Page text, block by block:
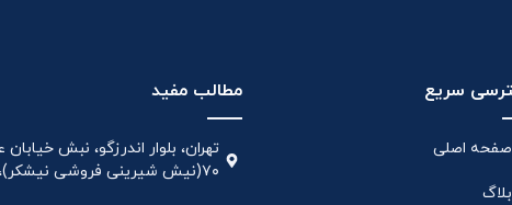
سریع
صفحه اصلی
بلاگ
مطالب مفید
تهران، بلوار اندرزگو، نبش
۷۰(نیش شیرینی فروشی نیشکر)، واحد ۳۳ ، طبقه ۵